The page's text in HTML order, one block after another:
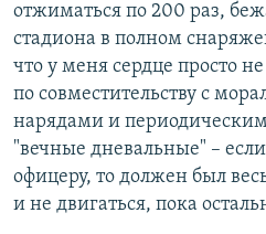
отжиматься по 200 раз,
стадиона в полном
что у меня сердце просто
по совместительству с
нарядами и
"вечные дневальные" –
офицеру, то должен был
и не двигаться, пока